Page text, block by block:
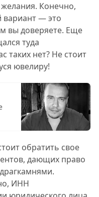
Конечно,
— это
вы доверяете. Еще
туда
таких нет? Не стоит
ювелиру!
обратить свое
дающих право
ИНН